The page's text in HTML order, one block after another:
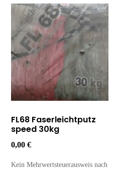
FL68 Faserleichtputz
speed 30kg
0,00€
Kein Mehrwertsteuerausweis nach